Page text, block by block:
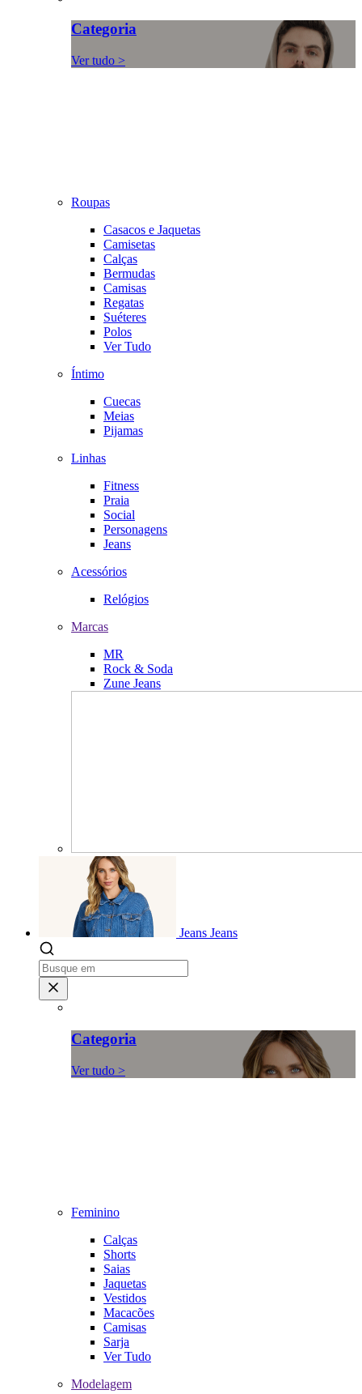
Categoria
Ver tudo >
Roupas
Casacos e Jaquetas
Camisetas
Calças
Bermudas
Camisas
Regatas
Suéteres
Polos
Ver Tudo
Íntimo
Cuecas
Meias
Pijamas
Linhas
Fitness
Praia
Social
Personagens
Jeans
Acessórios
Relógios
Marcas
MR
Rock & Soda
Zune Jeans
Jeans Jeans
Categoria
Ver tudo >
Feminino
Calças
Shorts
Saias
Jaquetas
Vestidos
Macacões
Camisas
Sarja
Ver Tudo
Modelagem